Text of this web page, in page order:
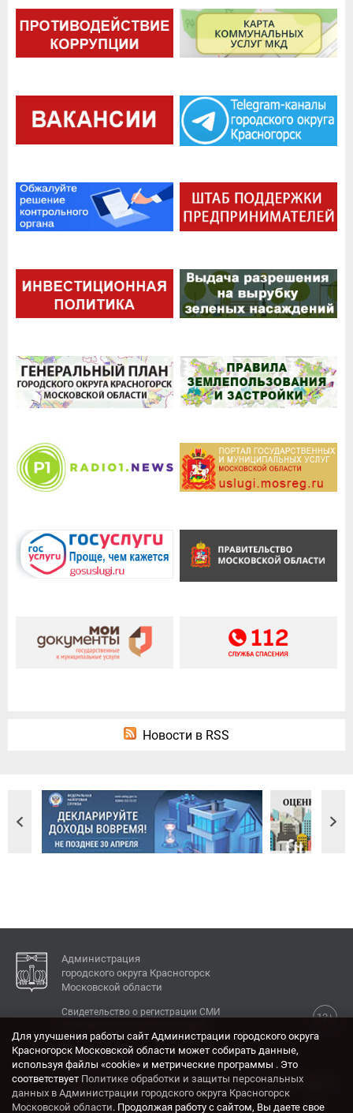
Новости в RSS
Администрация
городского округа Красногорск
Московской области
12+
Свидетельство о регистрации СМИ
КОНТАКТЫ
Адрес: 143404, Московская область, г. Красногорск,
ул. Ленина, дом 4.
Для улучшения работы сайт Администрации городского округа
Красногорск Московской области может собирать данные,
используя файлы «cookie» и метрические программы . Это
соответствует Политике обработки и защиты персональных
данных в Администрации городского округа Красногорск
Московской области. Продолжая работу с сайтом, Вы даете свое